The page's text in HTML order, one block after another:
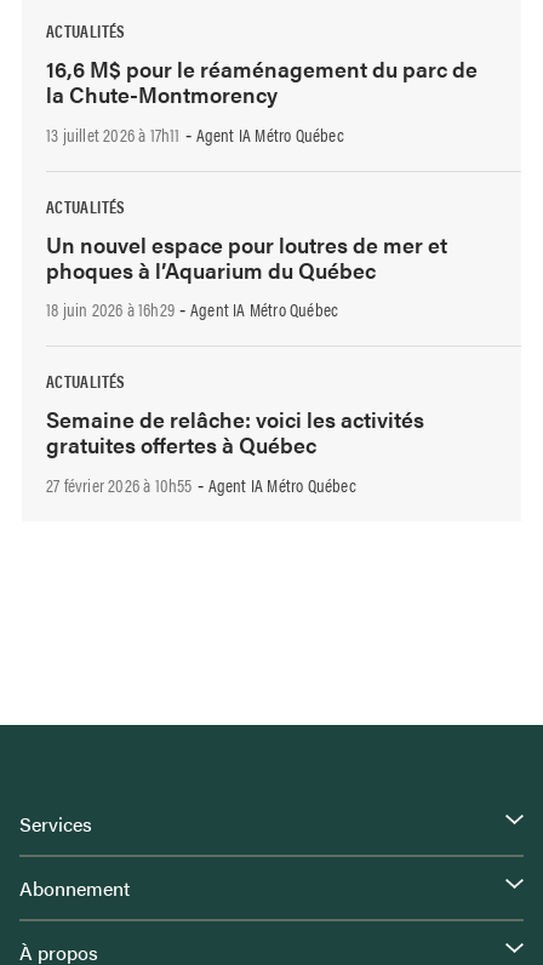
ACTUALITÉS
16,6 M$ pour le réaménagement du parc de
la Chute-Montmorency
13 juillet 2026 à 17h11 - Agent IA Métro Québec
ACTUALITÉS
Un nouvel espace pour loutres de mer et
phoques à l’Aquarium du Québec
18 juin 2026 à 16h29 - Agent IA Métro Québec
ACTUALITÉS
Semaine de relâche: voici les activités
gratuites offertes à Québec
27 février 2026 à 10h55 - Agent IA Métro Québec
Services
Abonnement
À propos